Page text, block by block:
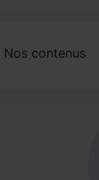
Nos contenus